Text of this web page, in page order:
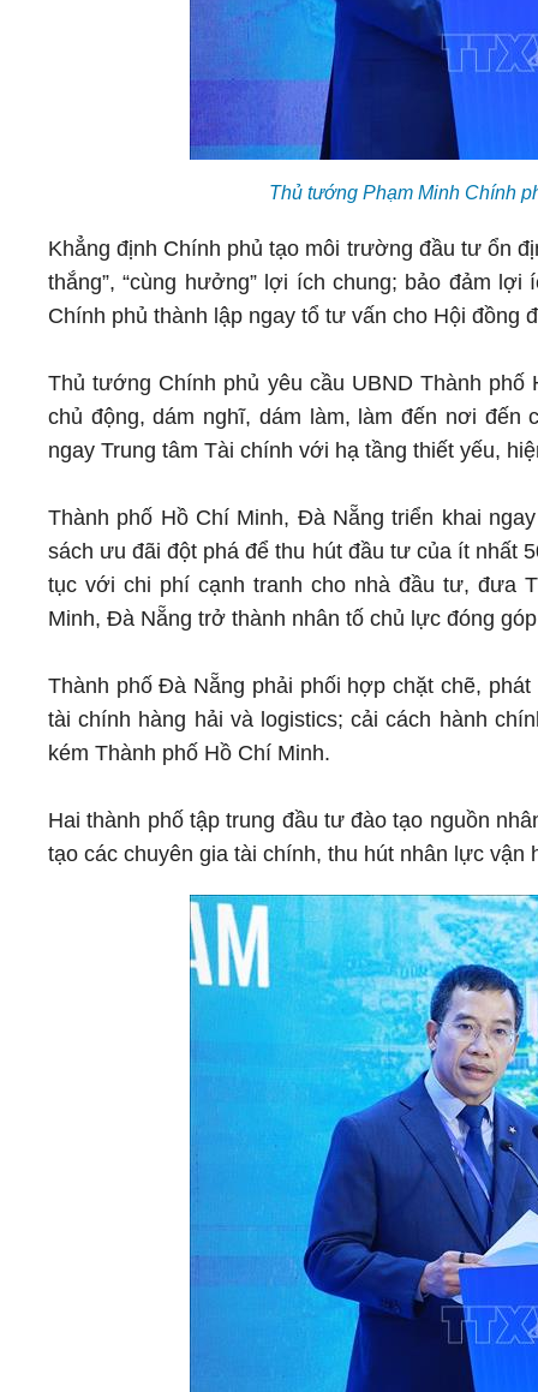
Thủ tướng Phạm Minh Chính
Khẳng định Chính phủ tạo môi trường đầu tư ổn
thắng”, “cùng hưởng” lợi ích chung; bảo đảm
Chính phủ thành lập ngay tổ tư vấn cho Hội
Thủ tướng Chính phủ yêu cầu UBND Thành
chủ động, dám nghĩ, dám làm, làm đến nơi
ngay Trung tâm Tài chính với hạ tầng thiết yếu,
Thành phố Hồ Chí Minh, Đà Nẵng triển khai
sách ưu đãi đột phá để thu hút đầu tư của ít nhất
tục với chi phí cạnh tranh cho nhà đầu tư, đưa
Minh, Đà Nẵng trở thành nhân tố chủ lực đóng
Thành phố Đà Nẵng phải phối hợp chặt chẽ,
tài chính hàng hải và logistics; cải cách hành
kém Thành phố Hồ Chí Minh.
Hai thành phố tập trung đầu tư đào tạo nguồn
tạo các chuyên gia tài chính, thu hút nhân lực vận